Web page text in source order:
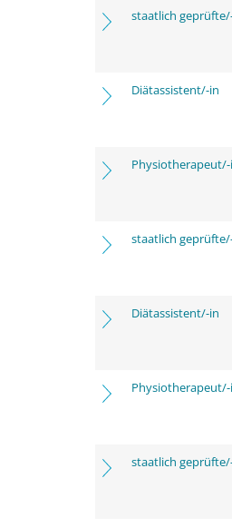
staatlich
Diätassistent/-in
staatlich
Diätassistent/-in
staatlich